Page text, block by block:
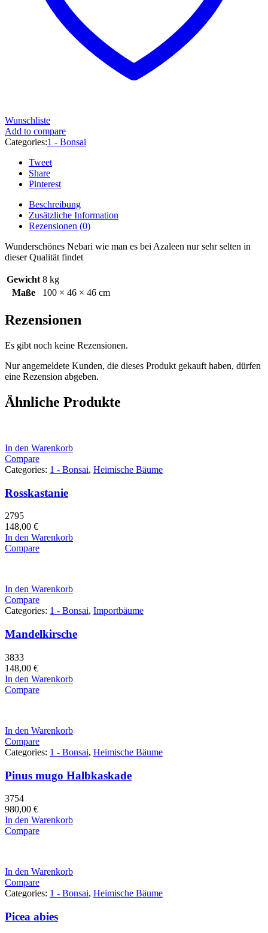
Wunschliste
Add to compare
Categories:1 - Bonsai
Tweet
Share
Pinterest
Beschreibung
Zusätzliche Information
Rezensionen (0)
Wunderschönes Nebari wie man es bei Azaleen nur sehr selten in
dieser Qualität findet
Gewicht 8 kg
Maße
100 × 46 × 46 cm
Rezensionen
Es gibt noch keine Rezensionen.
Nur angemeldete Kunden, die dieses Produkt gekauft haben, dürfen
eine Rezension abgeben.
Ähnliche Produkte
In den Warenkorb
Compare
Categories: 1 - Bonsai, Heimische Bäume
Rosskastanie
2795
148,00 €
In den Warenkorb
Compare
In den Warenkorb
Compare
Categories: 1 - Bonsai, Importbäume
Mandelkirsche
3833
148,00 €
In den Warenkorb
Compare
In den Warenkorb
Compare
Categories: 1 - Bonsai, Heimische Bäume
Pinus mugo Halbkaskade
3754
980,00 €
In den Warenkorb
Compare
In den Warenkorb
Compare
Categories: 1 - Bonsai, Heimische Bäume
Picea abies